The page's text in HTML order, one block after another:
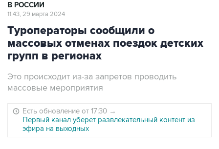
В РОССИИ
11:43, 29 марта 2024
Туроператоры сообщили о
массовых отменах поездок детских
групп в регионах
Это происходит из-за запретов проводить
массовые мероприятия
Есть обновление от 17:30 →
Первый канал уберет развлекательный контент из
эфира на выходных